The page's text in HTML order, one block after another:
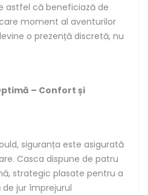
astfel că beneficiază de
moment al aventurilor
o prezență discretă, nu
– Confort și
siguranța este asigurată
Casca dispune de patru
strategic plasate pentru a
jur împrejurul